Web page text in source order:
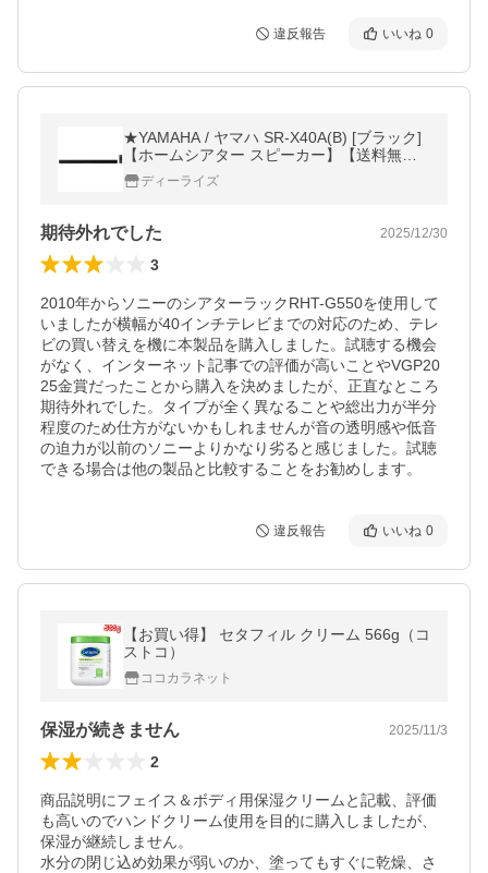
違反報告 いいね 0
★YAMAHA / ヤマハ SR-X40A(B) [ブラック]
【ホームシアター スピーカー】【送料無
料】ディーライズ
期待外れでした 2025/12/30
3
2010年からソニーのシアターラックRHT-G550を使用して
いましたが横幅が40インチテレビまでの対応のため、テレ
ビの買い替えを機に本製品を購入しました。試聴する機会
がなく、インターネット記事での評価が高いことやVGP20
25金賞だったことから購入を決めましたが、正直なところ
期待外れでした。タイプが全く異なることや総出力が半分
程度のため仕方がないかもしれませんが音の透明感や低音
の迫力が以前のソニーよりかなり劣ると感じました。試聴
できる場合は他の製品と比較することをお勧めします。
違反報告 いいね 0
【お買い得】 セタフィル クリーム 566g（コ
ストコ）
ココカラネット
保湿が続きません 2025/11/3
2
商品説明にフェイス＆ボディ用保湿クリームと記載、評価
も高いのでハンドクリーム使用を目的に購入しましたが、
保湿が継続しません。
水分の閉じ込め効果が弱いのか、塗ってもすぐに乾燥、さ